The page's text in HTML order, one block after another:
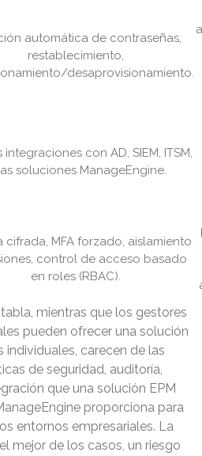
automática de contraseñas,
restablecimiento,
desaprovisionamiento.
integraciones con AD, SIEM, ITSM,
soluciones ManageEngine.
cifrada, MFA forzado, aislamiento
control de acceso basado
en roles (RBAC).
mientras que los gestores
pueden ofrecer una solución
individuales, carecen de las
de seguridad, auditoría,
que una solución EPM
proporciona para
entornos empresariales. La
mejor de los casos, un riesgo